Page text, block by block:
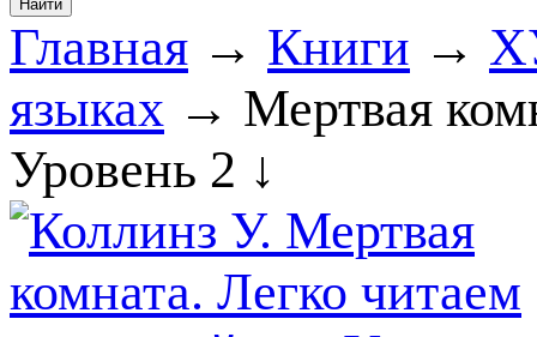
Главная → Книги →
языках → Мертвая
Уровень 2 ↓